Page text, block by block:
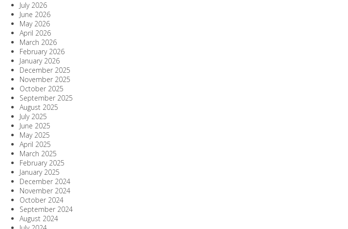
July 2026
June 2026
May 2026
April 2026
March 2026
February 2026
January 2026
December 2025
November 2025
October 2025
September 2025
August 2025
July 2025
June 2025
May 2025
April 2025
March 2025
February 2025
January 2025
December 2024
November 2024
October 2024
September 2024
August 2024